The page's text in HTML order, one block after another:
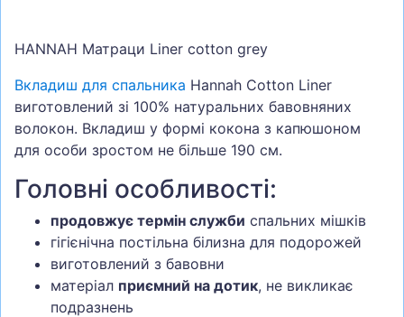
ТУРИЗМ
HANNAH Матраци Liner cotton grey
Вкладиш для спальника Hannah Cotton Liner
виготовлений зі 100% натуральних бавовняних
волокон. Вкладиш у формі кокона з капюшоном
для особи зростом не більше 190 см.
Головні особливості:
продовжує термін служби спальних мішків
гігієнічна постільна білизна для подорожей
виготовлений з бавовни
матеріал приємний на дотик, не викликає
подразнень